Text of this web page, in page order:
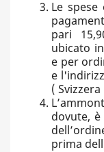
Le
pari
ubicato
e per
e
(
dovute,
prima